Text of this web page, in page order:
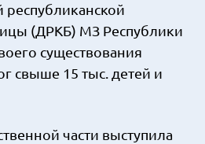
республиканской
(ДРКБ) МЗ Республики
существования
свыше 15 тыс. детей и
части выступила